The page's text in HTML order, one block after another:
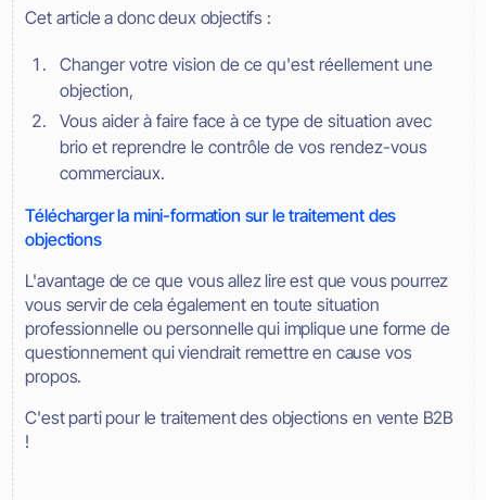
Cet article a donc deux objectifs :
Changer votre vision de ce qu'est réellement une
objection,
Vous aider à faire face à ce type de situation avec
brio et reprendre le contrôle de vos rendez-vous
commerciaux.
Télécharger la mini-formation sur le traitement des
objections
L'avantage de ce que vous allez lire est que vous pourrez
vous servir de cela également en toute situation
professionnelle ou personnelle qui implique une forme de
questionnement qui viendrait remettre en cause vos
propos.
C'est parti pour le traitement des objections en vente B2B
!